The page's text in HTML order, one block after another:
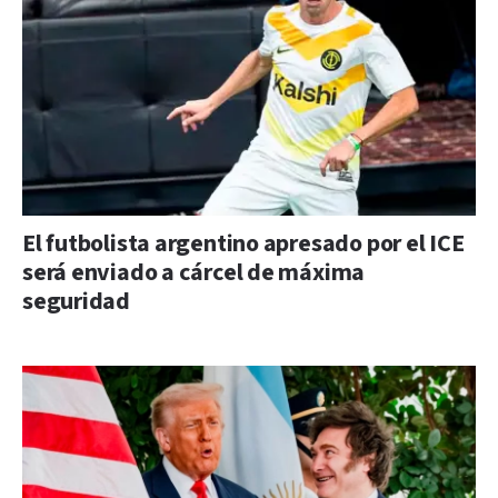
El futbolista argentino apresado por el ICE
será enviado a cárcel de máxima
seguridad